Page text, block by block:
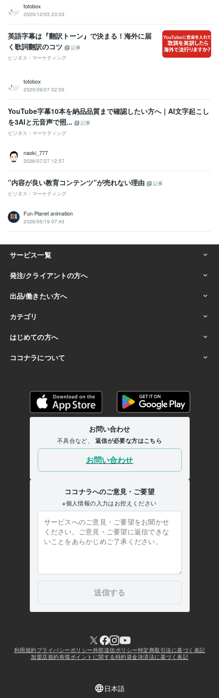
totobox
2025/12/03 23:03
英語字幕は『翻訳トーン』で決まる！海外に届
く歌詞翻訳のコツ
記事
ビジネス・マーケティング
totobox
2025/09/07 02:05
YouTube字幕10本を納品品質まで確認したい方へ｜AI文字起こし
を3AIと元音声で照...
記事
ビジネス・マーケティング
naoki_777
2026/07/27 12:57
”内容が良い教育コンテンツ”が売れない理由
記事
ビジネス・マーケティング
Fun Planet animation
2026/05/19 07:43